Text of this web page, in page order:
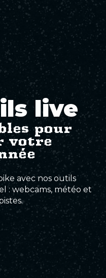
live
pour
votre
avec nos outils
: webcams, météo et